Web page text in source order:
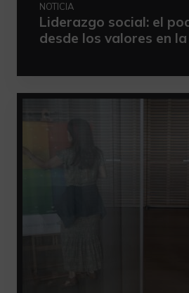
NOTICIA
Liderazgo social: el
desde los valores en